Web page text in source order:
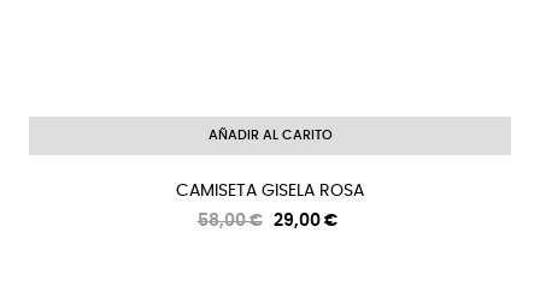
AÑADIR AL CARITO
CAMISETA GISELA ROSA
Precio
58,00 € Precio
29,00 €